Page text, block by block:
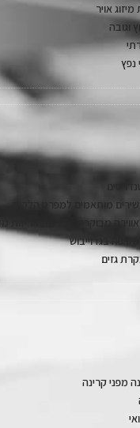
אויר
וגובה
נפץ
מותאמים למפרט הלקוח
מבוקרת / דגימת אריזות מזון
בגז וייבוש
גזים
מפני קרינה